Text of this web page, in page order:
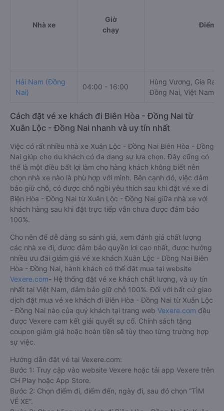
Nhà xe
Giờ
chạy
Điểm đi
Hải Nam (Đồng
Nai)
04:00 - 16:00
Hùng Vương, Gia Ray,
Đồng Nai, Việt Nam
Cách đặt vé xe khách đi Biên Hòa - Đồng Nai từ
Xuân Lộc - Đồng Nai nhanh và uy tín nhất
Việc có rất nhiều nhà xe Xuân Lộc - Đồng Nai Biên Hòa - Đồng
Nai giúp cho du khách có đa dạng sự lựa chọn. Đây cũng có
thể là một điều bất lợi làm cho hàng khách không biết nên
chọn nhà xe nào là phù hợp với mình. Bên cạnh đó, việc đảm
bảo giữ chỗ, có được chỗ ngồi yêu thích sau khi đặt vé xe đi
Biên Hòa - Đồng Nai từ Xuân Lộc - Đồng Nai giữa nhà xe với
khách hàng sau khi đặt trực tiếp vẫn chưa được đảm bảo
100%.
Cho nên để dễ dàng so sánh giá, xem đánh giá chất lượng
các nhà xe đi, được đảm bảo quyền lợi cao nhất, được hưởng
nhiều ưu đãi giảm giá vé xe khách Xuân Lộc - Đồng Nai Biên
Hòa - Đồng Nai, hành khách có thể đặt mua tại website
Vexere.com- Hệ thống đặt vé xe khách chất lượng, và uy tín
nhất tại Việt Nam, đảm bảo giữ chỗ 100%. Đối với bất cứ giao
dịch đặt mua vé xe khách đi Biên Hòa - Đồng Nai từ Xuân Lộc
- Đồng Nai nào của quý khách tại trang web Vexere.com đều
được Vexere cam kết giải quyết sự cố. Chính sách tặng
coupon giảm giá hoặc hoàn tiền sẽ tùy theo từng trường hợp
sự việc.
Hướng dẫn đặt vé tại Vexere.com:
Bước 1: Truy cập vào website Vexere hoặc tải app Vexere trên
CH Play hoặc App Store.
Bước 2: Chọn điểm đi, điểm đến, ngày đi, sau đó chọn “TÌM
VÉ XE”.